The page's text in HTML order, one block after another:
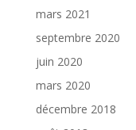
mars 2021
septembre 2020
juin 2020
mars 2020
décembre 2018